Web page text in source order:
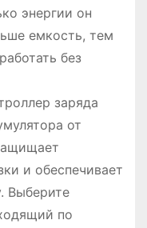
энергии он
емкость, тем
без
заряда
от
и обеспечивает
Выберите
по